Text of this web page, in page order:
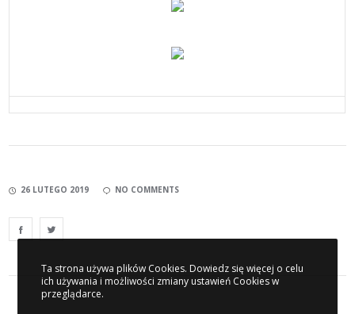
26 LUTEGO 2019 NO COMMENTS
Ta strona używa plików Cookies. Dowiedz się więcej o celu
ich używania i możliwości zmiany ustawień Cookies w
przeglądarce.